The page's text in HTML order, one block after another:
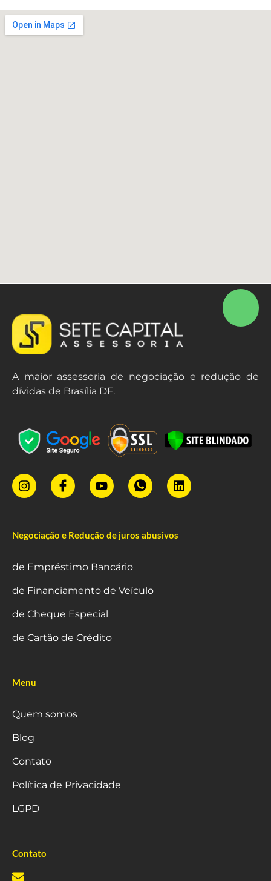
A maior assessoria de negociação e redução de
dívidas de Brasília DF.
Negociação e Redução de juros abusivos
de Empréstimo Bancário
de Financiamento de Veículo
de Cheque Especial
de Cartão de Crédito
Menu
Quem somos
Blog
Contato
Política de Privacidade
LGPD
Contato